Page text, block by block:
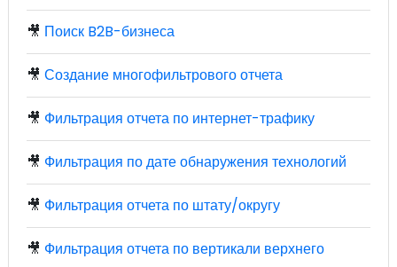
🎥 Поиск B2B-бизнеса
🎥 Создание многофильтрового отчета
🎥 Фильтрация отчета по интернет-трафику
🎥 Фильтрация по дате обнаружения технологий
🎥 Фильтрация отчета по штату/округу
🎥 Фильтрация отчета по вертикали верхнего